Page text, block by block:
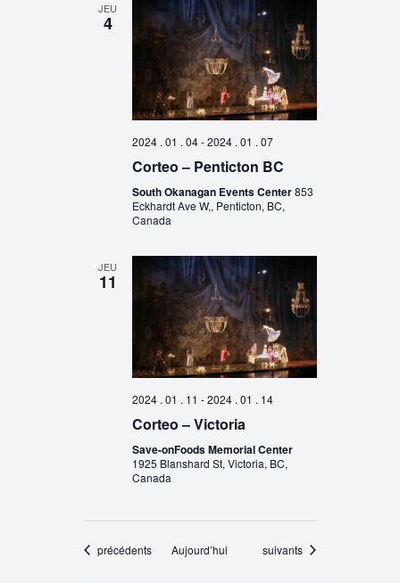
JEU
4
2024 . 01 . 04-2024 . 01 . 07
Corteo – Penticton BC
South Okanagan Events Center853
Eckhardt Ave W,, Penticton, BC,
Canada
JEU
11
2024 . 01 . 11 -2024 . 01 . 14
Corteo – Victoria
Save-onFoods Memorial Center
1925 Blanshard St, Victoria, BC,
Canada
Évènements
précédents Aujourd’hui Évènements
suivants